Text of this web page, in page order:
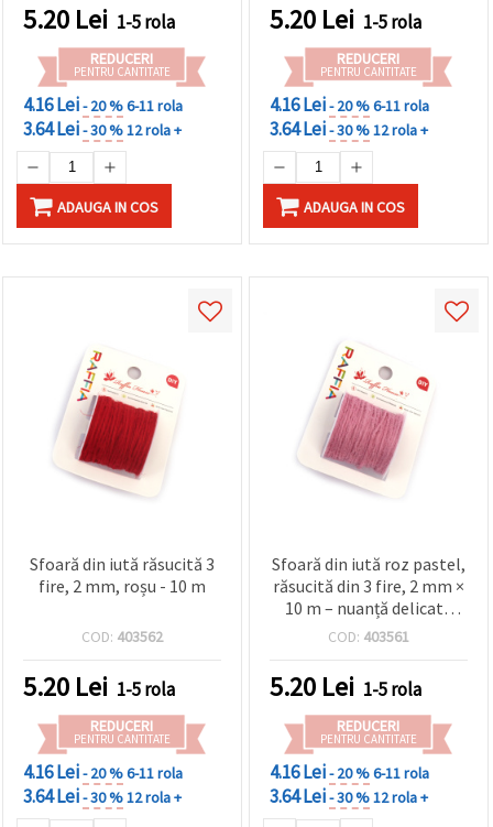
5.20 Lei 1-5 rola
REDUCERI
PENTRU CANTITATE
4.16 Lei- 20 %6-11 rola
3.64 Lei- 30 %12 rola +
ADAUGA IN COS
5.20 Lei 1-5 rola
REDUCERI
PENTRU CANTITATE
4.16 Lei- 20 %6-11 rola
3.64 Lei- 30 %12 rola +
ADAUGA IN COS
Sfoară din iută răsucită 3
fire, 2 mm, roșu - 10 m
COD: 403562
5.20 Lei 1-5 rola
REDUCERI
PENTRU CANTITATE
4.16 Lei- 20 %6-11 rola
3.64 Lei- 30 %12 rola +
Sfoară din iută roz pastel,
răsucită din 3 fire, 2 mm ×
10 m – nuanță delicată
pentru creații handmade
COD: 403561
5.20 Lei 1-5 rola
REDUCERI
PENTRU CANTITATE
4.16 Lei- 20 %6-11 rola
3.64 Lei- 30 %12 rola +